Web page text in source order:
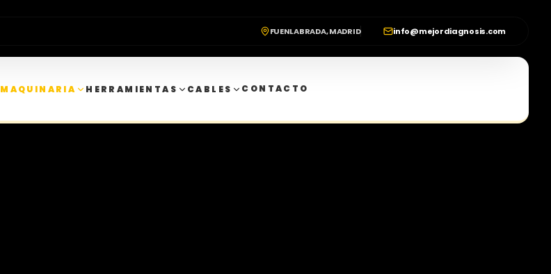
FUENLABRADA, MADRID info@mejordiagnosis.com
MAQUINARIA HERRAMIENTAS CABLES CONTACTO